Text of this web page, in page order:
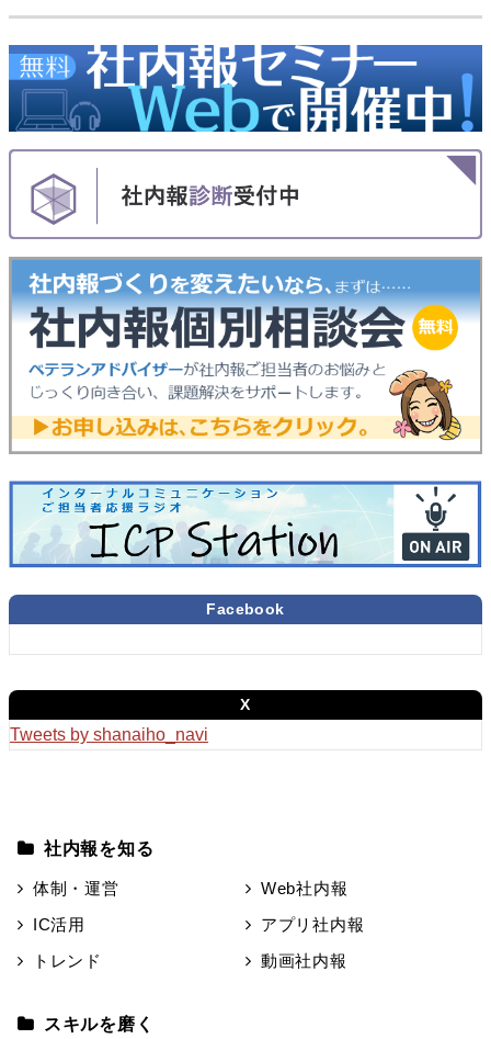
Facebook
X
Tweets by shanaiho_navi
社内報を知る
体制・運営
IC活用
トレンド
Web社内報
アプリ社内報
動画社内報
スキルを磨く